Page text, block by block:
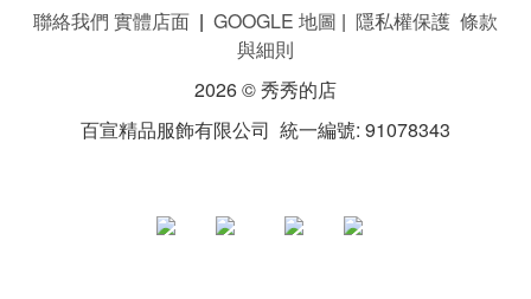
聯絡我們 實體店面 | GOOGLE 地圖 | 隱私權保護 條款
與細則
2026 © 秀秀的店
百宣精品服飾有限公司 統一編號: 91078343